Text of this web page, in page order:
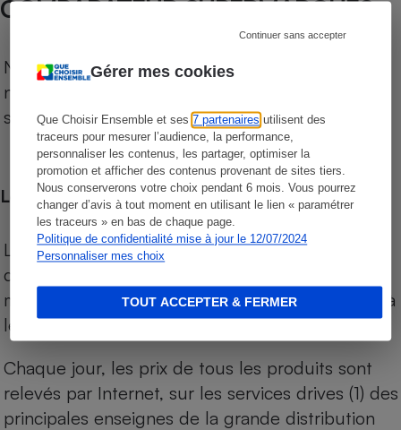
Gérer mes cookies
Que Choisir Ensemble et ses7 partenaires utilisent des
traceurs pour mesurer l’audience, la performance,
personnaliser les contenus, les partager, optimiser la
promotion et afficher des contenus provenant de sites tiers.
Nous conserverons votre choix pendant 6 mois. Vous pourrez
changer d’avis à tout moment en utilisant le lien « paramétrer
les traceurs » en bas de chaque page.
Politique de confidentialité mise à jour le 12/07/2024
Personnaliser mes choix
Continuer sans accepter
TOUT ACCEPTER & FERMER
COMPARATEUR SUPERMARCHÉS
Notre comparateur de supermarchés propose le
niveau de prix des supermarchés, géolocalisés
sur le territoire français.
Les comparaisons de prix
Les comparaisons sont réalisées sur l’ensemble
des produits des magasins. Les produits de
marques de distributeurs (MDD) sont comparés à
leurs équivalents chez leurs concurrents.
Chaque jour, les prix de tous les produits sont
relevés par Internet, sur les services drives (1) des
principales enseignes de la grande distribution